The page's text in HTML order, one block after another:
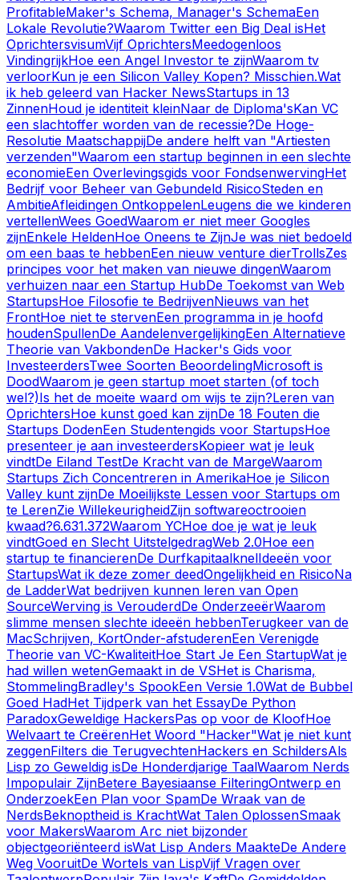
ProfitableMaker's Schema, Manager's SchemaEen
Lokale Revolutie?Waarom Twitter een Big Deal isHet
OprichtersvisumVijf OprichtersMeedogenloos
VindingrijkHoe een Angel Investor te zijnWaarom tv
verloorKun je een Silicon Valley Kopen? Misschien.Wat
ik heb geleerd van Hacker NewsStartups in 13
ZinnenHoud je identiteit kleinNaar de Diploma'sKan VC
een slachtoffer worden van de recessie?De Hoge-
Resolutie MaatschappijDe andere helft van "Artiesten
verzenden"Waarom een startup beginnen in een slechte
economieEen Overlevingsgids voor FondsenwervingHet
Bedrijf voor Beheer van Gebundeld RisicoSteden en
AmbitieAfleidingen OntkoppelenLeugens die we kinderen
vertellenWees GoedWaarom er niet meer Googles
zijnEnkele HeldenHoe Oneens te ZijnJe was niet bedoeld
om een baas te hebbenEen nieuw venture dierTrollsZes
principes voor het maken van nieuwe dingenWaarom
verhuizen naar een Startup HubDe Toekomst van Web
StartupsHoe Filosofie te BedrijvenNieuws van het
FrontHoe niet te stervenEen programma in je hoofd
houdenSpullenDe AandelenvergelijkingEen Alternatieve
Theorie van VakbondenDe Hacker's Gids voor
InvesteerdersTwee Soorten BeoordelingMicrosoft is
DoodWaarom je geen startup moet starten (of toch
wel?)Is het de moeite waard om wijs te zijn?Leren van
OprichtersHoe kunst goed kan zijnDe 18 Fouten die
Startups DodenEen Studentengids voor StartupsHoe
presenteer je aan investeerdersKopieer wat je leuk
vindtDe Eiland TestDe Kracht van de MargeWaarom
Startups Zich Concentreren in AmerikaHoe je Silicon
Valley kunt zijnDe Moeilijkste Lessen voor Startups om
te LerenZie WillekeurigheidZijn softwareoctrooien
kwaad?6.631.372Waarom YCHoe doe je wat je leuk
vindtGoed en Slecht UitstelgedragWeb 2.0Hoe een
startup te financierenDe DurfkapitaalknelIdeeën voor
StartupsWat ik deze zomer deedOngelijkheid en RisicoNa
de LadderWat bedrijven kunnen leren van Open
SourceWerving is VerouderdDe OnderzeeërWaarom
slimme mensen slechte ideeën hebbenTerugkeer van de
MacSchrijven, KortOnder-afstuderenEen Verenigde
Theorie van VC-KwaliteitHoe Start Je Een StartupWat je
had willen wetenGemaakt in de VSHet is Charisma,
StommelingBradley's SpookEen Versie 1.0Wat de Bubbel
Goed HadHet Tijdperk van het EssayDe Python
ParadoxGeweldige HackersPas op voor de KloofHoe
Welvaart te CreërenHet Woord "Hacker"Wat je niet kunt
zeggenFilters die TerugvechtenHackers en SchildersAls
Lisp zo Geweldig isDe Honderdjarige TaalWaarom Nerds
Impopulair ZijnBetere Bayesiaanse FilteringOntwerp en
OnderzoekEen Plan voor SpamDe Wraak van de
NerdsBeknoptheid is KrachtWat Talen OplossenSmaak
voor MakersWaarom Arc niet bijzonder
objectgeoriënteerd isWat Lisp Anders MaakteDe Andere
Weg VooruitDe Wortels van LispVijf Vragen over